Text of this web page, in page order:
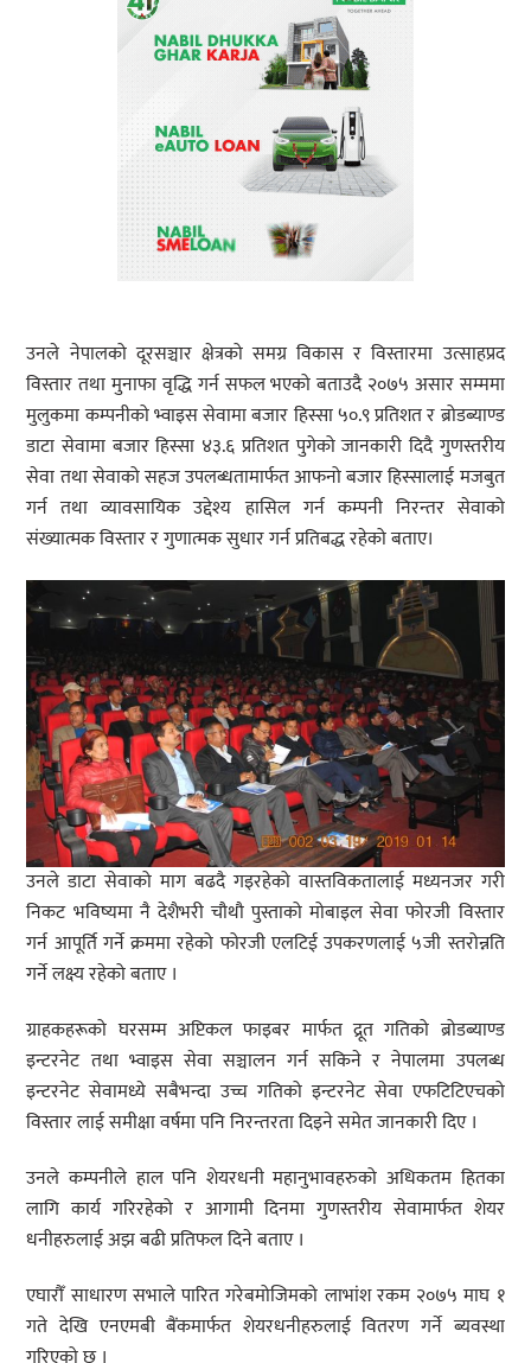
उनले नेपालको दूरसञ्चार क्षेत्रको समग्र विकास र विस्तारमा उत्साहप्रद
विस्तार तथा मुनाफा वृद्धि गर्न सफल भएको बताउदै २०७५ असार सम्ममा
मुलुकमा कम्पनीको भ्वाइस सेवामा बजार हिस्सा ५०.९ प्रतिशत र ब्रोडब्याण्ड
डाटा सेवामा बजार हिस्सा ४३.६ प्रतिशत पुगेको जानकारी दिदै गुणस्तरीय
सेवा तथा सेवाको सहज उपलब्धतामार्फत आफनो बजार हिस्सालाई मजबुत
गर्न तथा व्यावसायिक उद्देश्य हासिल गर्न कम्पनी निरन्तर सेवाको
संख्यात्मक विस्तार र गुणात्मक सुधार गर्न प्रतिबद्ध रहेको बताए।
उनले डाटा सेवाको माग बढदै गइरहेको वास्तविकतालाई मध्यनजर गरी
निकट भविष्यमा नै देशैभरी चौथौ पुस्ताको मोबाइल सेवा फोरजी विस्तार
गर्न आपूर्ति गर्ने क्रममा रहेको फोरजी एलटिई उपकरणलाई ५जी स्तरोन्नति
गर्ने लक्ष्य रहेको बताए ।
ग्राहकहरूको घरसम्म अप्टिकल फाइबर मार्फत द्रूत गतिको ब्रोडब्याण्ड
इन्टरनेट तथा भ्वाइस सेवा सञ्चालन गर्न सकिने र नेपालमा उपलब्ध
इन्टरनेट सेवामध्ये सबैभन्दा उच्च गतिको इन्टरनेट सेवा एफटिटिएचको
विस्तार लाई समीक्षा वर्षमा पनि निरन्तरता दिइने समेत जानकारी दिए ।
उनले कम्पनीले हाल पनि शेयरधनी महानुभावहरुको अधिकतम हितका
लागि कार्य गरिरहेको र आगामी दिनमा गुणस्तरीय सेवामार्फत शेयर
धनीहरुलाई अझ बढी प्रतिफल दिने बताए ।
एघारौँ साधारण सभाले पारित गरेबमोजिमको लाभांश रकम २०७५ माघ १
गते देखि एनएमबी बैंकमार्फत शेयरधनीहरुलाई वितरण गर्ने ब्यवस्था